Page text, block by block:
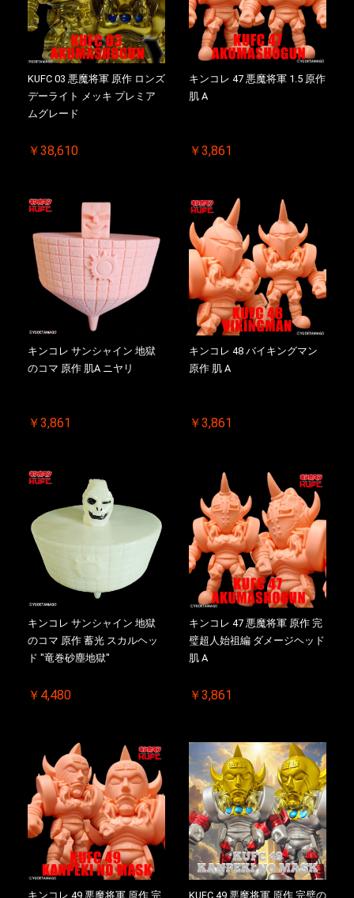
KUFC 03 悪魔将軍 原作 ロンズ
デーライト メッキ プレミア
ムグレード
￥38,610
キンコレ 47 悪魔将軍 1.5 原作
肌 A
￥3,861
キンコレ サンシャイン 地獄
のコマ 原作 肌A ニヤリ
￥3,861
キンコレ 48 バイキングマン
原作 肌 A
￥3,861
キンコレ サンシャイン 地獄
のコマ 原作 蓄光 スカルヘッ
ド "竜巻砂塵地獄"
￥4,480
キンコレ 47 悪魔将軍 原作 完
璧超人始祖編 ダメージヘッド
肌 A
￥3,861
キンコレ 49 悪魔将軍 原作 完 KUFC 49 悪魔将軍 原作 完璧の